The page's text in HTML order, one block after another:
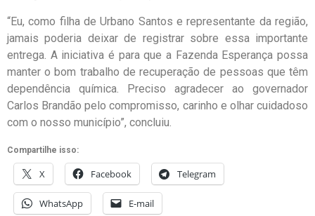
“Eu, como filha de Urbano Santos e representante da região,
jamais poderia deixar de registrar sobre essa importante
entrega. A iniciativa é para que a Fazenda Esperança possa
manter o bom trabalho de recuperação de pessoas que têm
dependência química. Preciso agradecer ao governador
Carlos Brandão pelo compromisso, carinho e olhar cuidadoso
com o nosso município”, concluiu.
Compartilhe isso:
X Facebook Telegram
WhatsApp E-mail